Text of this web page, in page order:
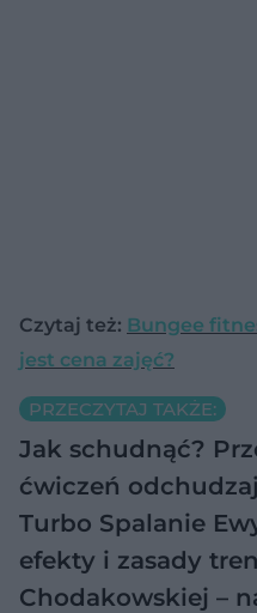
Czytaj też: Bungee
jest cena zajęć?
PRZECZYTAJ TAKŻE:
Jak schudnąć?
ćwiczeń
Turbo Spalanie
efekty i zasady
Chodakowskiej –